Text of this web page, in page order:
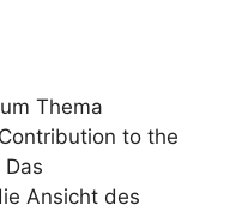
Thema
to the
Das
Ansicht des